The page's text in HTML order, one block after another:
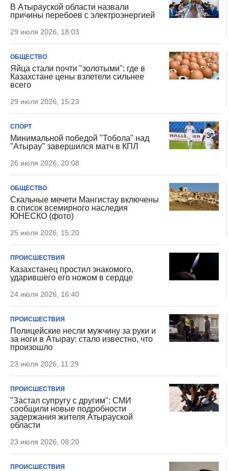
В Атырауской области назвали
причины перебоев с электроэнергией
29 июля 2026, 18:03
ОБЩЕСТВО
Яйца стали почти "золотыми": где в
Казахстане цены взлетели сильнее
всего
29 июля 2026, 15:23
СПОРТ
Минимальной победой "Тобола" над
"Атырау" завершился матч в КПЛ
26 июля 2026, 20:08
ОБЩЕСТВО
Скальные мечети Мангистау включены
в список всемирного наследия
ЮНЕСКО (фото)
25 июля 2026, 15:20
ПРОИСШЕСТВИЯ
Казахстанец простил знакомого,
ударившего его ножом в сердце
24 июля 2026, 16:40
ПРОИСШЕСТВИЯ
Полицейские несли мужчину за руки и
за ноги в Атырау: стало известно, что
произошло
23 июля 2026, 11:29
ПРОИСШЕСТВИЯ
"Застал супругу с другим": СМИ
сообщили новые подробности
задержания жителя Атырауской
области
23 июля 2026, 08:20
ПРОИСШЕСТВИЯ